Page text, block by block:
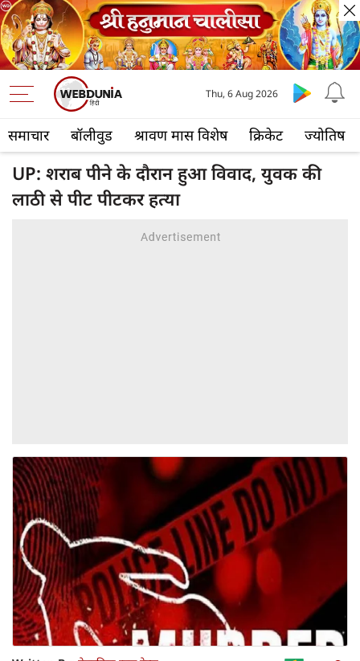
समाचार बॉलीवुड श्रावण मास विशेष क्रिकेट ज्योतिष
Thu, 6 Aug 2026
UP: शराब पीने के दौरान हुआ विवाद, युवक की
लाठी से पीट पीटकर हत्या